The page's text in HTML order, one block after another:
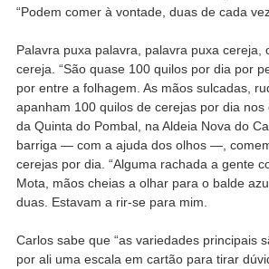
“Podem comer à vontade, duas de cada
Palavra puxa palavra, palavra puxa cereja,
cereja. “São quase 100 quilos por dia por
por entre a folhagem. As mãos sulcadas,
apanham 100 quilos de cerejas por dia
da Quinta do Pombal, na Aldeia Nova do
barriga — com a ajuda dos olhos —,
cerejas por dia. “Alguma rachada a gente
Mota, mãos cheias a olhar para o balde
duas. Estavam a rir-se para mim.
Carlos sabe que “as variedades principais
por ali uma escala em cartão para tirar